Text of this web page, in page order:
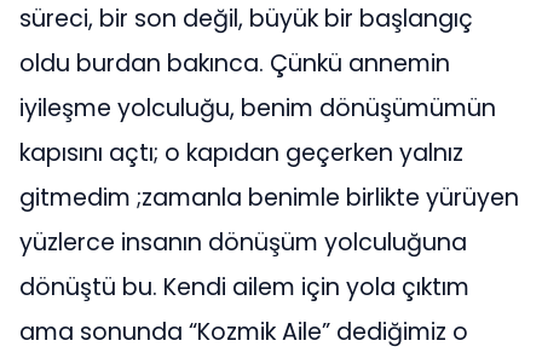
süreci, bir son değil, büyük bir başlangıç
oldu burdan bakınca. Çünkü annemin
iyileşme yolculuğu, benim dönüşümümün
kapısını açtı; o kapıdan geçerken yalnız
gitmedim ;zamanla benimle birlikte yürüyen
yüzlerce insanın dönüşüm yolculuğuna
dönüştü bu. Kendi ailem için yola çıktım
ama sonunda “Kozmik Aile” dediğimiz o